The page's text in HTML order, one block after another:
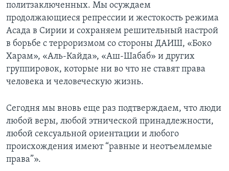
политзаключенных. Мы осуждаем
продолжающиеся репрессии и жестокость режима
Асада в Сирии и сохраняем решительный настрой
в борьбе с терроризмом со стороны ДАИШ, «Боко
Харам», «Аль-Кайда», «Аш-Шабаб» и других
группировок, которые ни во что не ставят права
человека и человеческую жизнь.
Сегодня мы вновь еще раз подтверждаем, что люди
любой веры, любой этнической принадлежности,
любой сексуальной ориентации и любого
происхождения имеют “равные и неотъемлемые
права”».